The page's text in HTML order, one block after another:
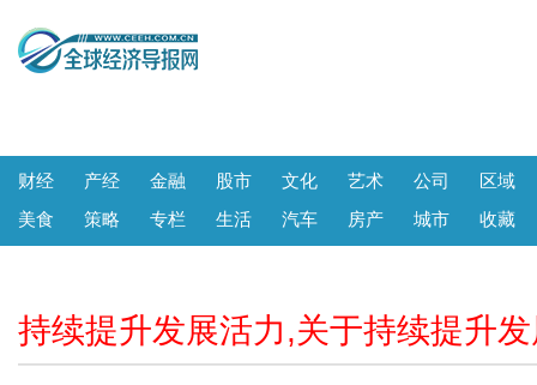
财经 产经 金融 股市 文化 艺术 公司
区域
美食
策略 专栏 生活 汽车 房产 城市 收藏
持续提升发展活力,关于持续提升